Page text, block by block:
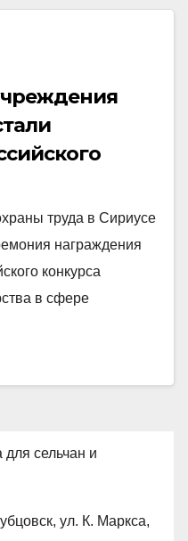
труда в Сириусе
награждения
конкурса
в сфере
для сельчан и
ул. К. Маркса,